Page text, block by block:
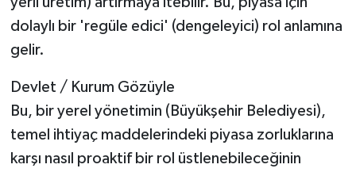
dolaylı bir 'regüle edici' (dengeleyici) rol anlamına
gelir.
Devlet / Kurum Gözüyle
Bu, bir yerel yönetimin (Büyükşehir Belediyesi),
temel ihtiyaç maddelerindeki piyasa zorluklarına
karşı nasıl proaktif bir rol üstlenebileceğinin